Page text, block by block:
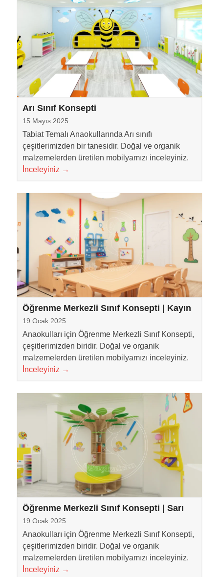
Arı Sınıf Konsepti
15 Mayıs 2025
Tabiat Temalı Anaokullarında Arı sınıfı
çeşitlerimizden bir tanesidir. Doğal ve organik
malzemelerden üretilen mobilyamızı inceleyiniz.
İnceleyiniz →
Öğrenme Merkezli Sınıf Konsepti | Kayın
19 Ocak 2025
Anaokulları için Öğrenme Merkezli Sınıf Konsepti,
çeşitlerimizden biridir. Doğal ve organik
malzemelerden üretilen mobilyamızı inceleyiniz.
İnceleyiniz →
Öğrenme Merkezli Sınıf Konsepti | Sarı
19 Ocak 2025
Anaokulları için Öğrenme Merkezli Sınıf Konsepti,
çeşitlerimizden biridir. Doğal ve organik
malzemelerden üretilen mobilyamızı inceleyiniz.
İnceleyiniz →